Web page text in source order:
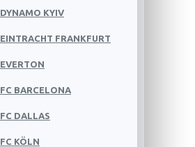
DYNAMO KYIV
EINTRACHT FRANKFURT
EVERTON
FC BARCELONA
FC DALLAS
FC KÖLN